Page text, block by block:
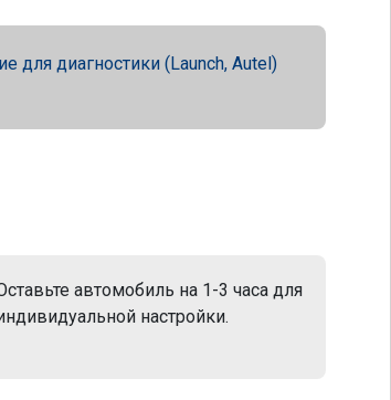
диагностики (Launch, Autel)
автомобиль на 1-3 часа для
настройки.